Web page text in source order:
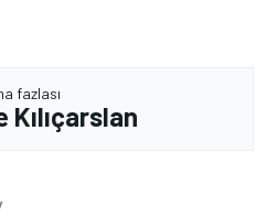
fazlası
Kılıçarslan